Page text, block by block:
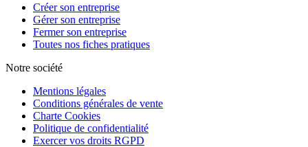
Créer son entreprise
Gérer son entreprise
Fermer son entreprise
Toutes nos fiches pratiques
Notre société
Mentions légales
Conditions générales de vente
Charte Cookies
Politique de confidentialité
Exercer vos droits RGPD